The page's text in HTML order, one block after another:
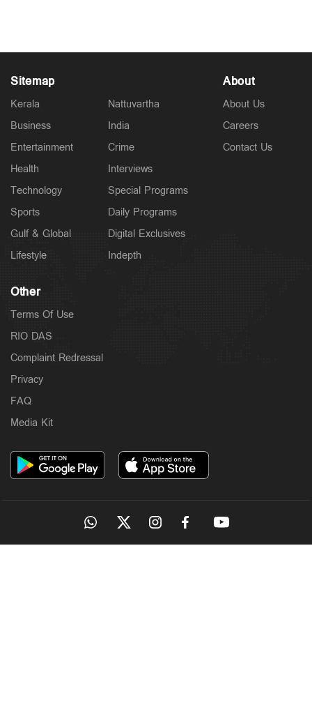
Sitemap
Kerala
Business
Entertainment
Health
Technology
Sports
Gulf & Global
Lifestyle
Nattuvartha
India
Crime
Interviews
Special Programs
Daily Programs
Digital Exclusives
Indepth
About
About Us
Careers
Contact Us
Other
Terms Of Use
RIO DAS
Complaint Redressal
Privacy
FAQ
Media Kit